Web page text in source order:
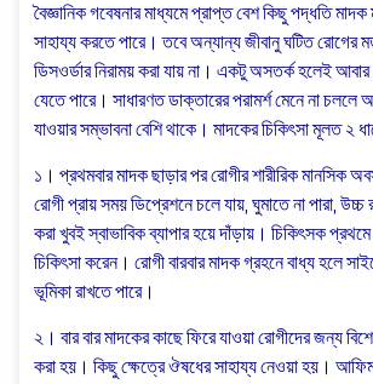
বৈজ্ঞানিক গবেষনার মাধ্যমে প্রাপ্ত বেশ কিছু পদ্ধতি
সাহায্য করতে পারে। তবে অন্যান্য জীবানু ঘটিত রোগের
ডিসওর্ডার নিরাময় করা যায় না। একটু অসতর্ক হলেই
যেতে পারে। সাধারণত ডাক্তারের পরামর্শ মেনে না চললে
যাওয়ার সম্ভাবনা বেশি থাকে। মাদকের চিকিৎসা মূলত ২
১। প্রথমবার মাদক ছাড়ার পর রোগীর শারীরিক মানসিক
রোগী প্রায় সময় ডিপ্রেশনে চলে যায়, ঘুমাতে না পারা, উচ্চ
করা খুবই স্বাভাবিক ব্যাপার হয়ে দাঁড়ায়। চিকিৎসক
চিকিৎসা করেন। রোগী বারবার মাদক গ্রহনে বাধ্য হলে
ভূমিকা রাখতে পারে।
২। বার বার মাদকের কাছে ফিরে যাওয়া রোগীদের জন্য
করা হয়। কিছু ক্ষেত্রে ঔষধের সাহায্য নেওয়া হয়।